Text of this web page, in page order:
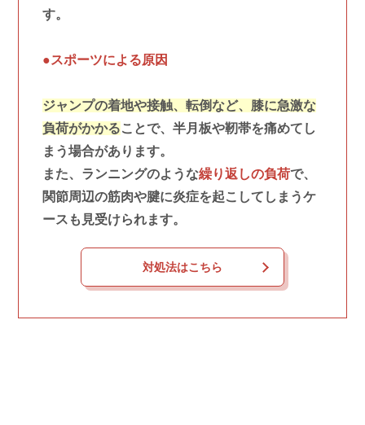
す。
●スポーツによる原因
ジャンプの着地や接触、転倒など、膝に急激な
負荷がかかることで、半月板や靭帯を痛めてし
まう場合があります。
また、ランニングのような繰り返しの負荷で、
関節周辺の筋肉や腱に炎症を起こしてしまうケ
ースも見受けられます。
対処法はこちら